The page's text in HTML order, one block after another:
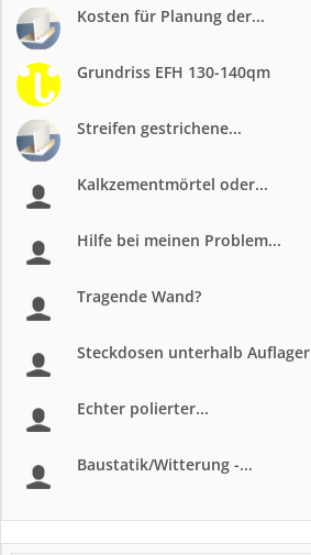
Kosten für Planung der...
Grundriss EFH 130-140qm
Streifen gestrichene...
Kalkzementmörtel oder...
Hilfe bei meinen Problem...
Tragende Wand?
Steckdosen unterhalb Auflager
Echter polierter...
Baustatik/Witterung -...